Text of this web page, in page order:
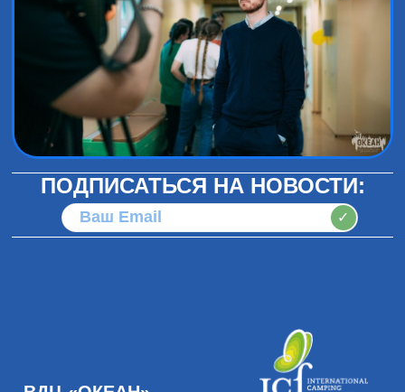
ПОДПИСАТЬСЯ НА НОВОСТИ:
✓